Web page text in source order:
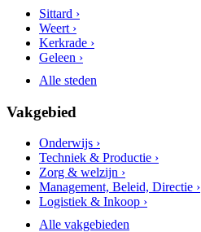
Sittard ›
Weert ›
Kerkrade ›
Geleen ›
Alle steden
Vakgebied
Onderwijs ›
Techniek & Productie ›
Zorg & welzijn ›
Management, Beleid, Directie ›
Logistiek & Inkoop ›
Alle vakgebieden